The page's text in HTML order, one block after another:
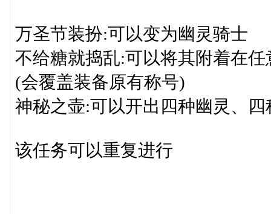
万圣节装扮:可以变为幽灵骑士
不给糖就捣乱:可以将其附着在
(会覆盖装备原有称号)
神秘之壶:可以开出四种幽灵、
该任务可以重复进行